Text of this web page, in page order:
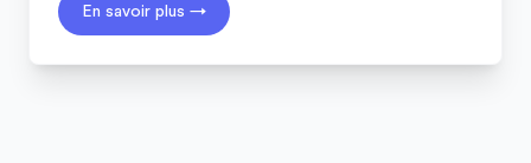
En savoir plus →